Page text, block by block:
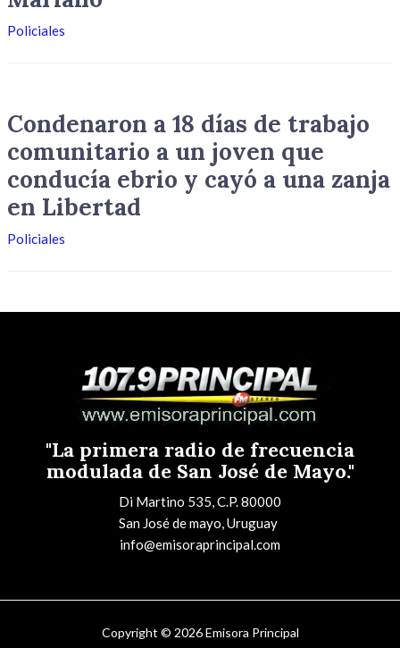
Policiales
Condenaron a 18 días de trabajo
comunitario a un joven que
conducía ebrio y cayó a una zanja
en Libertad
Policiales
"La primera radio de frecuencia
modulada de San José de Mayo."
Di Martino 535, C.P. 80000
San José de mayo, Uruguay
info@emisoraprincipal.com
Copyright © 2026 Emisora Principal